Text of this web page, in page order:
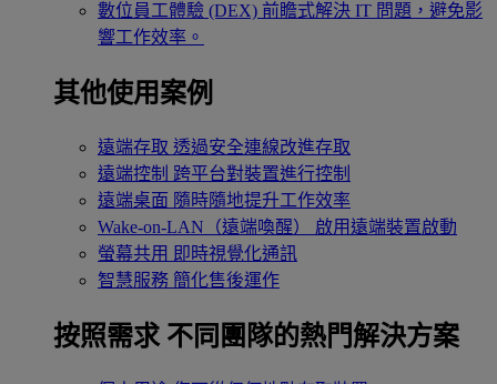
數位員工體驗 (DEX) 前瞻式解決 IT 問題，避免影
響工作效率。
其他使用案例
遠端存取 透過安全連線改進存取
遠端控制 跨平台對裝置進行控制
遠端桌面 隨時隨地提升工作效率
Wake-on-LAN（遠端喚醒）
啟用遠端裝置啟動
螢幕共用 即時視覺化通訊
智慧服務 簡化售後運作
按照需求 不同團隊的熱門解決方案